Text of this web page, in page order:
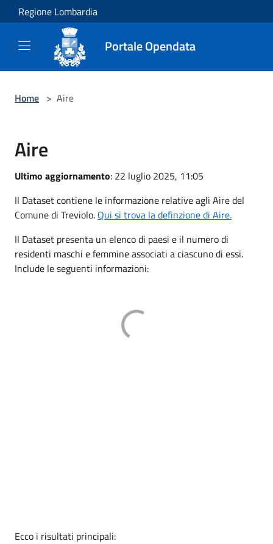
Salta al contenuto principale
Regione Lombardia
Portale Opendata
Home > Aire
Aire
Ultimo aggiornamento: 22 luglio 2025, 11:05
Il Dataset contiene le informazione relative agli Aire del
Comune di Treviolo. Qui si trova la definzione di Aire.
Il Dataset presenta un elenco di paesi e il numero di
residenti maschi e femmine associati a ciascuno di essi.
Include le seguenti informazioni:
Ecco i risultati principali: